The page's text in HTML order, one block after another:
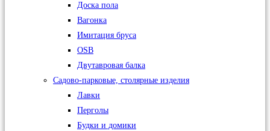
Доска пола
Вагонка
Имитация бруса
OSB
Двутавровая балка
Садово-парковые, столярные изделия
Лавки
Перголы
Будки и домики